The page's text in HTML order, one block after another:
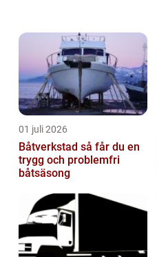
01 juli 2026
Båtverkstad så får du en
trygg och problemfri
båtsäsong